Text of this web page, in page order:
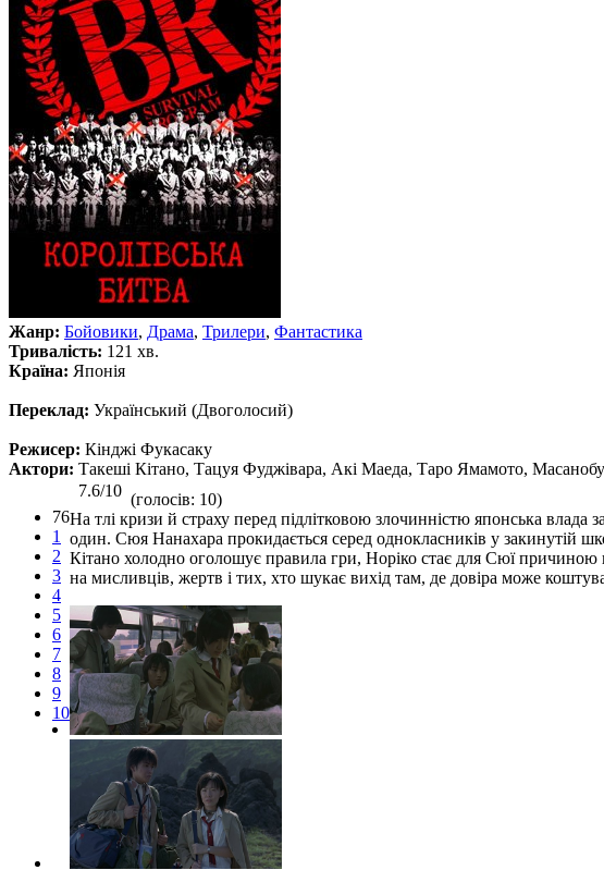
Жанр: Бойовики, Драма, Трилери, Фантастика
Тривалість: 121 хв.
Країна: Японія
Переклад: Український (Двоголосий)
Режисер: Кінджі Фукасаку
Актори: Такеші Кітано, Тацуя Фуджівара, Акі Маеда, Таро Ямамото,
76
1
2
3
4
5
6
7
8
9
10
7.6/10 (голосів: 10)
На тлі кризи й страху перед підлітковою злочинністю японська
один. Сюя Нанахара прокидається серед однокласників у закинутій
Кітано холодно оголошує правила гри, Норіко стає для Сюї
на мисливців, жертв і тих, хто шукає вихід там, де довіра може